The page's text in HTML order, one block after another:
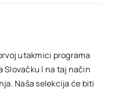
utakmici programa
Slovačku I na taj način
Naša selekcija će biti